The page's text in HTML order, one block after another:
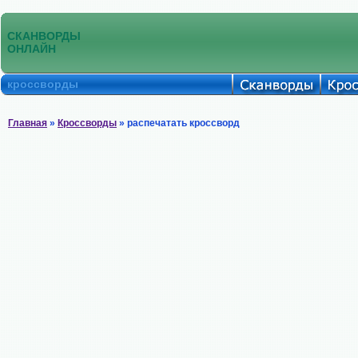
СКАНВОРДЫ
ОНЛАЙН
кроссворды
Главная » Кроссворды » распечатать кроссворд